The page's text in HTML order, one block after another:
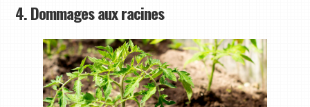
4. Dommages aux racines